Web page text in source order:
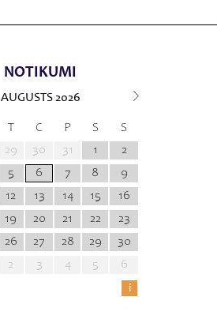
NOTIKUMI
AUGUSTS 2026
T C P S
S
29 30 31 1
2
5 6 7 8
9
12 13 14 15
16
19 20 21 22
23
26 27 28 29
30
2 3 4 5
6
i